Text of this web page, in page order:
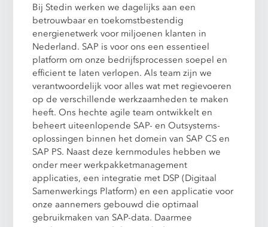
Bij Stedin werken we dagelijks aan een
betrouwbaar en toekomstbestendig
energienetwerk voor miljoenen klanten in
Nederland. SAP is voor ons een essentieel
platform om onze bedrijfsprocessen soepel en
efficient te laten verlopen. Als team zijn we
verantwoordelijk voor alles wat met regievoeren
op de verschillende werkzaamheden te maken
heeft. Ons hechte agile team ontwikkelt en
beheert uiteenlopende SAP- en Outsystems-
oplossingen binnen het domein van SAP CS en
SAP PS. Naast deze kernmodules hebben we
onder meer werkpakketmanagement
applicaties, een integratie met DSP (Digitaal
Samenwerkings Platform) en een applicatie voor
onze aannemers gebouwd die optimaal
gebruikmaken van SAP-data. Daarmee